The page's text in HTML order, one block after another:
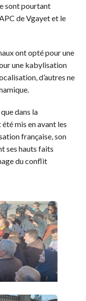
sont pourtant
de Vgayet et le
ont opté pour une
une kabylisation
d’autres ne
dans la
mis en avant les
française, son
ses hauts faits
du conflit